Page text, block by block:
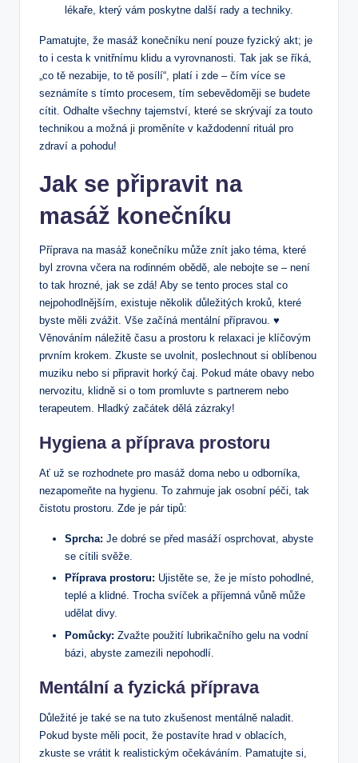
lékaře, který vám poskytne další rady a techniky.
Pamatujte, že masáž konečníku není pouze fyzický akt; je
to i cesta k vnitřnímu klidu a vyrovnanosti. Tak jak se říká,
„co tě nezabije, to tě posílí“, platí i zde – čím více se
seznámíte s tímto procesem, tím sebevědoměji se budete
cítit. Odhalte všechny tajemství, které se skrývají za touto
technikou a možná ji proměníte v každodenní rituál pro
zdraví a pohodu!
Jak se připravit na
masáž konečníku
Příprava na masáž konečníku může znít jako téma, které
byl zrovna včera na rodinném obědě, ale nebojte se – není
to tak hrozné, jak se zdá! Aby se tento proces stal co
nejpohodlnějším, existuje několik důležitých kroků, které
byste měli zvážit. Vše začíná mentální přípravou. ♥️
Věnováním náležitě času a prostoru k relaxaci je klíčovým
prvním krokem. Zkuste se uvolnit, poslechnout si oblíbenou
muziku nebo si připravit horký čaj. Pokud máte obavy nebo
nervozitu, klidně si o tom promluvte s partnerem nebo
terapeutem. Hladký začátek dělá zázraky!
Hygiena a příprava prostoru
Ať už se rozhodnete pro masáž doma nebo u odborníka,
nezapomeňte na hygienu. To zahrnuje jak osobní péči, tak
čistotu prostoru. Zde je pár tipů:
Sprcha: Je dobré se před masáží osprchovat, abyste
se cítili svěže.
Příprava prostoru: Ujistěte se, že je místo pohodlné,
teplé a klidné. Trocha svíček a příjemná vůně může
udělat divy.
Pomůcky: Zvažte použití lubrikačního gelu na vodní
bázi, abyste zamezili nepohodlí.
Mentální a fyzická příprava
Důležité je také se na tuto zkušenost mentálně naladit.
Pokud byste měli pocit, že postavíte hrad v oblacích,
zkuste se vrátit k realistickým očekáváním. Pamatujte si,